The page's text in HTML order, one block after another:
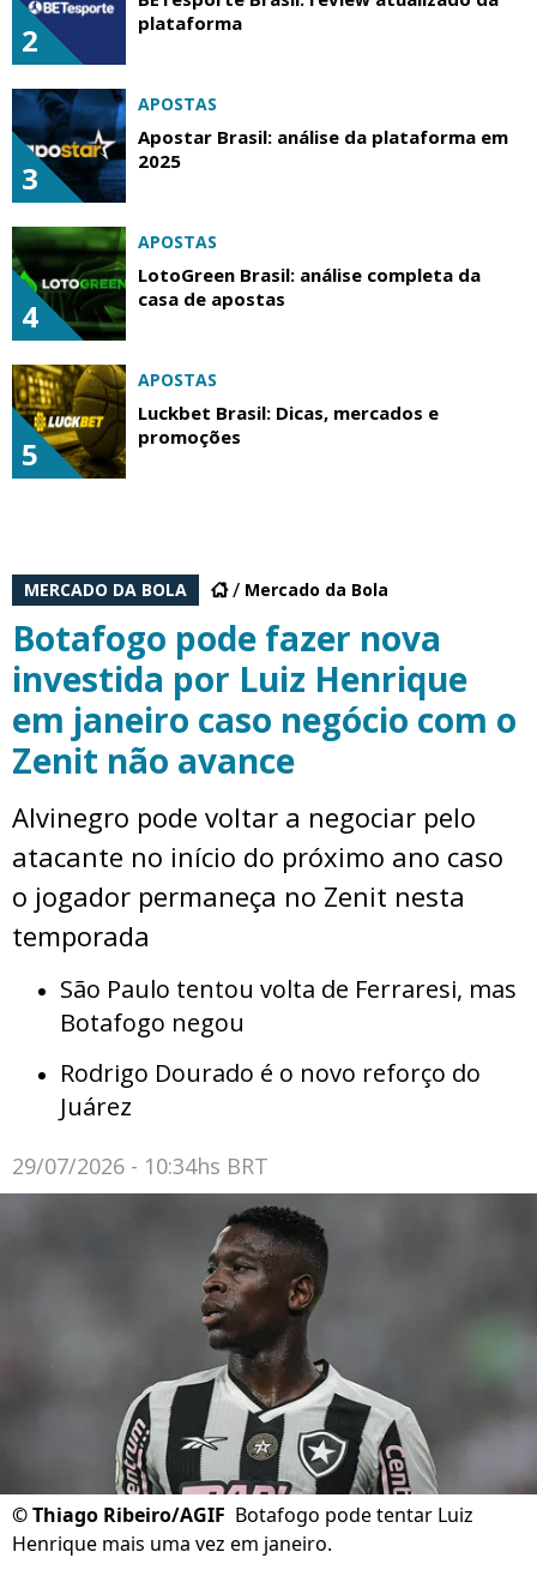
2
plataforma
3
APOSTAS
Apostar Brasil: análise da plataforma em
2025
4
APOSTAS
LotoGreen Brasil: análise completa da
casa de apostas
5
APOSTAS
Luckbet Brasil: Dicas, mercados e
promoções
MERCADO DA BOLA Mercado da Bola
Botafogo pode fazer nova
investida por Luiz Henrique
em janeiro caso negócio com o
Zenit não avance
Alvinegro pode voltar a negociar pelo
atacante no início do próximo ano caso
o jogador permaneça no Zenit nesta
temporada
São Paulo tentou volta de Ferraresi, mas
Botafogo negou
Rodrigo Dourado é o novo reforço do
Juárez
29/07/2026 - 10:34hs BRT
©Thiago Ribeiro/AGIF Botafogo pode tentar Luiz
Henrique mais uma vez em janeiro.